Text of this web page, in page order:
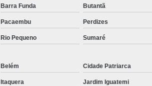
Pigmentação Capilar 3d
Pigmentação Capilar em
Pigmentação Capilar
Pigmentação na Careca
Barra Funda Butantã
Pacaembu Perdizes
Rio Pequeno Sumaré
Belém Cidade Patriarca
Itaquera Jardim Iguatemi